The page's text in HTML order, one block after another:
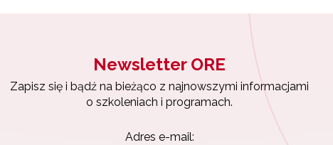
Newsletter ORE
Zapisz się i bądź na bieżąco z najnowszymi informacjami
o szkoleniach i programach.
Adres e-mail: